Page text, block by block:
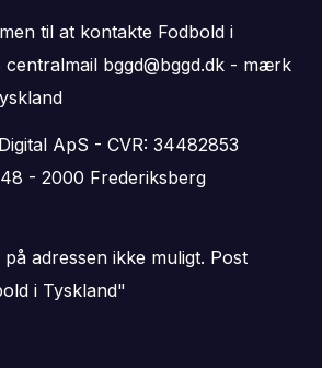
til at kontakte Fodbold i
centralmail bggd@bggd.dk - mærk
ApS - CVR: 34482853
- 2000 Frederiksberg
adressen ikke muligt. Post
i Tyskland"